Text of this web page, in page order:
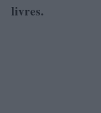
livres.